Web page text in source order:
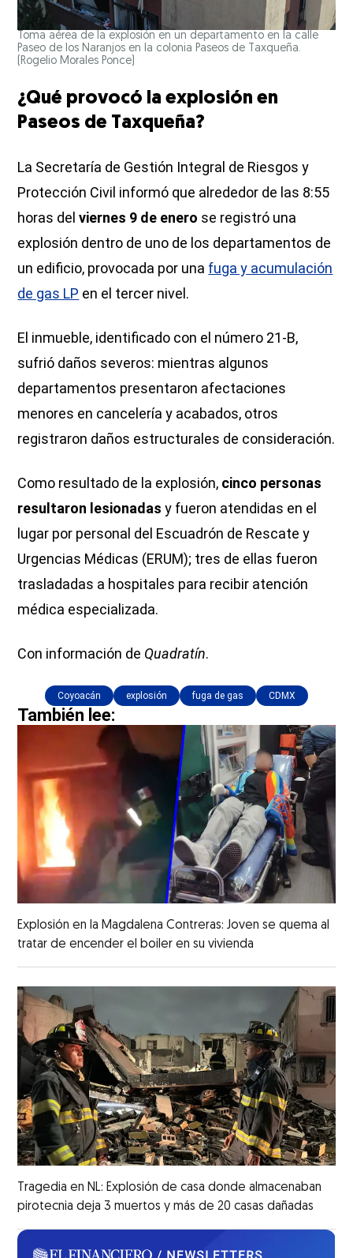
Toma aérea de la explosión en un departamento en la calle
Paseo de los Naranjos en la colonia Paseos de Taxqueña.
(Rogelio Morales Ponce)
¿Qué provocó la explosión en
Paseos de Taxqueña?
La Secretaría de Gestión Integral de Riesgos y
Protección Civil informó que alrededor de las 8:55
horas del viernes 9 de enero se registró una
explosión dentro de uno de los departamentos de
un edificio, provocada por una fuga y acumulación
de gas LP en el tercer nivel.
El inmueble, identificado con el número 21-B,
sufrió daños severos: mientras algunos
departamentos presentaron afectaciones
menores en cancelería y acabados, otros
registraron daños estructurales de consideración.
Como resultado de la explosión, cinco personas
resultaron lesionadas y fueron atendidas en el
lugar por personal del Escuadrón de Rescate y
Urgencias Médicas (ERUM); tres de ellas fueron
trasladadas a hospitales para recibir atención
médica especializada.
Con información de Quadratín.
Coyoacán explosión fuga de gas CDMX
También lee:
Explosión en la Magdalena Contreras: Joven se quema al
tratar de encender el boiler en su vivienda
Tragedia en NL: Explosión de casa donde almacenaban
pirotecnia deja 3 muertos y más de 20 casas dañadas